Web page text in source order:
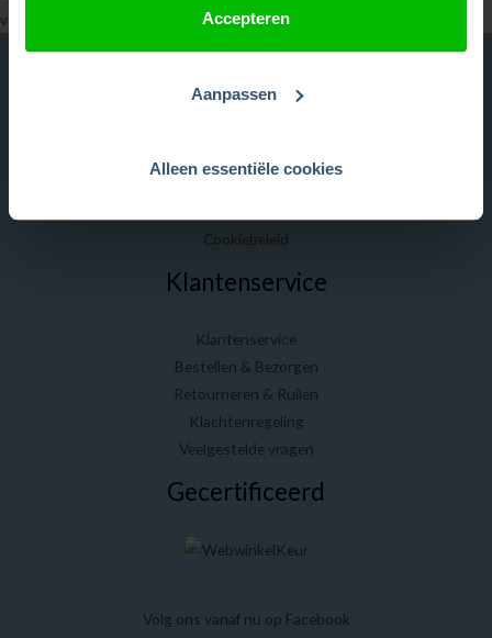
Accepteren
Aanpassen
Alleen essentiële cookies
vergelijkbaar is met DMC garens >
Cookiebeleid
Klantenservice
Klantenservice
Bestellen & Bezorgen
Retourneren & Ruilen
Klachtenregeling
Veelgestelde vragen
Gecertificeerd
Volg ons vanaf nu op Facebook